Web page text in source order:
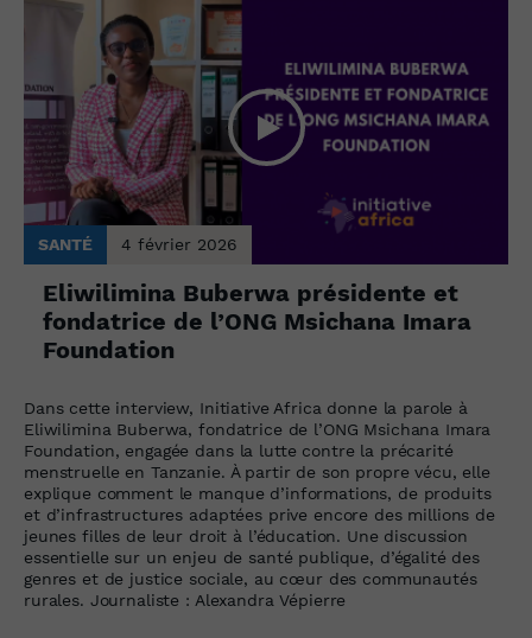
SANTÉ 4 février 2026
Eliwilimina Buberwa présidente et
fondatrice de l’ONG Msichana Imara
Foundation
Dans cette interview, Initiative Africa donne la parole à
Eliwilimina Buberwa, fondatrice de l’ONG Msichana Imara
Foundation, engagée dans la lutte contre la précarité
menstruelle en Tanzanie. À partir de son propre vécu, elle
explique comment le manque d’informations, de produits
et d’infrastructures adaptées prive encore des millions de
jeunes filles de leur droit à l’éducation. Une discussion
essentielle sur un enjeu de santé publique, d’égalité des
genres et de justice sociale, au cœur des communautés
rurales. Journaliste : Alexandra Vépierre